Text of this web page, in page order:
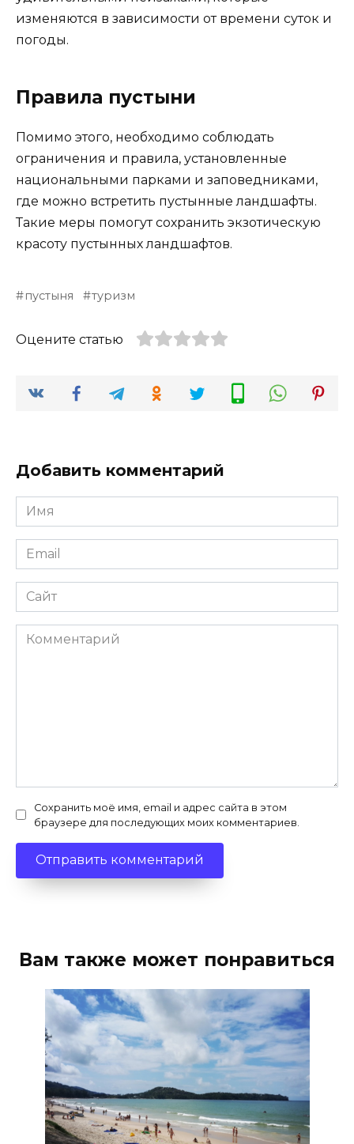
изменяются в зависимости от времени суток и
погоды.
Правила пустыни
Помимо этого, необходимо соблюдать
ограничения и правила, установленные
национальными парками и заповедниками,
где можно встретить пустынные ландшафты.
Такие меры помогут сохранить экзотическую
красоту пустынных ландшафтов.
пустыня туризм
Оцените статью
Добавить комментарий
Имя
*
Email
*
Сайт
Комментарий
Сохранить моё имя, email и адрес сайта в этом
браузере для последующих моих комментариев.
Вам также может понравиться